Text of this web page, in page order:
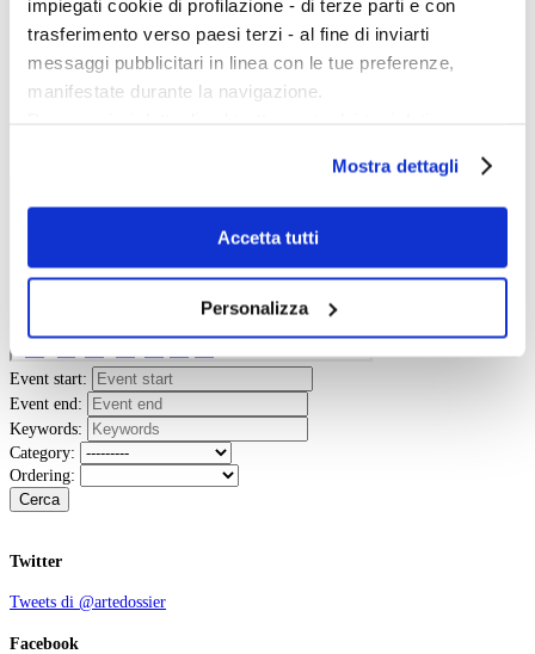
impiegati cookie di profilazione - di terze parti e con
trasferimento verso paesi terzi - al fine di inviarti
messaggi pubblicitari in linea con le tue preferenze,
manifestate durante la navigazione.
scelte privacy sui cookie, ti invitiamo a prendere visione
dell’informativa cookie.
Chiudendo il banner tramite la “X” prosegui la
navigazione senza alcuna profilazione e con installazione
il tuo consenso alla profilazione che potrai revocare in
Mostra dettagli
Accetta tutti
Personalizza
Kids
In galleria
Aste e mercato
Concorsi e Lavoro
Scegli la data e imposta i filtri per ottimizzare la tua ricerca
Event start:
Event end:
Keywords:
Category:
Ordering:
Cerca
Twitter
Tweets di @artedossier
Facebook